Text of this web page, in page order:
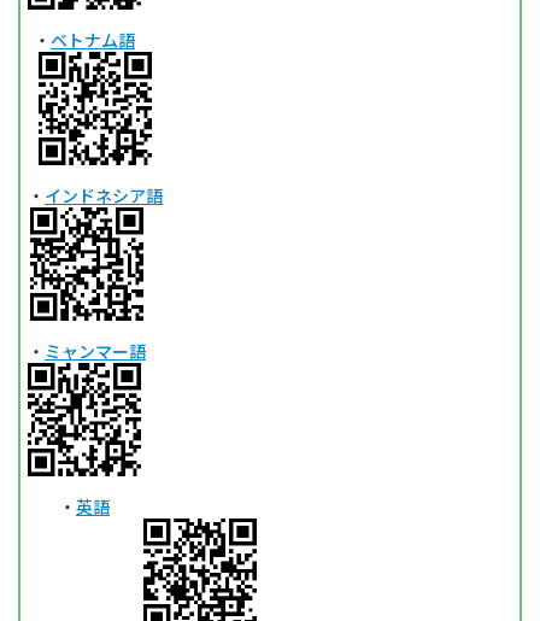
・ ベトナム語
・ インドネシア語
・ ミャンマー語
・ 英語